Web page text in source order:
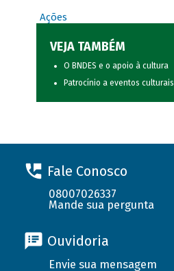
Ações
VEJA TAMBÉM
O BNDES e o apoio à cultura
Patrocínio a eventos culturais
Fale Conosco
08007026337
Mande sua pergunta
Ouvidoria
Envie sua mensagem